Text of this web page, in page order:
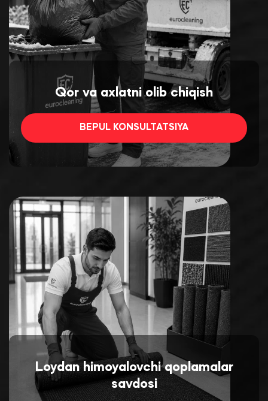
Qor va axlatni olib chiqish
BEPUL KONSULTATSIYA
Loydan himoyalovchi qoplamalar
savdosi